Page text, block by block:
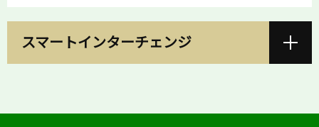
スマートインターチェンジ